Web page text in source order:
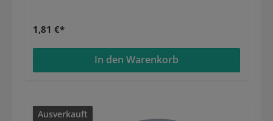
1,81 €*
In den Warenkorb
Ausverkauft